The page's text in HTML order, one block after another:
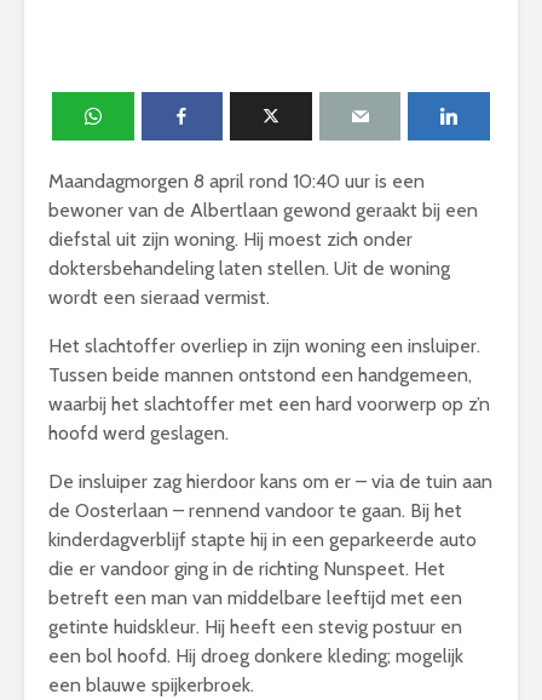
Maandagmorgen 8 april rond 10:40 uur is een
bewoner van de Albertlaan gewond geraakt bij een
diefstal uit zijn woning. Hij moest zich onder
doktersbehandeling laten stellen. Uit de woning
wordt een sieraad vermist.
Het slachtoffer overliep in zijn woning een insluiper.
Tussen beide mannen ontstond een handgemeen,
waarbij het slachtoffer met een hard voorwerp op z’n
hoofd werd geslagen.
De insluiper zag hierdoor kans om er – via de tuin aan
de Oosterlaan – rennend vandoor te gaan. Bij het
kinderdagverblijf stapte hij in een geparkeerde auto
die er vandoor ging in de richting Nunspeet. Het
betreft een man van middelbare leeftijd met een
getinte huidskleur. Hij heeft een stevig postuur en
een bol hoofd. Hij droeg donkere kleding; mogelijk
een blauwe spijkerbroek.